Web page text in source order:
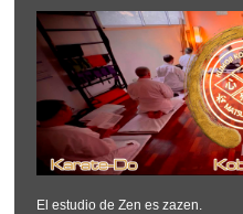
El estudio de Zen es zazen.